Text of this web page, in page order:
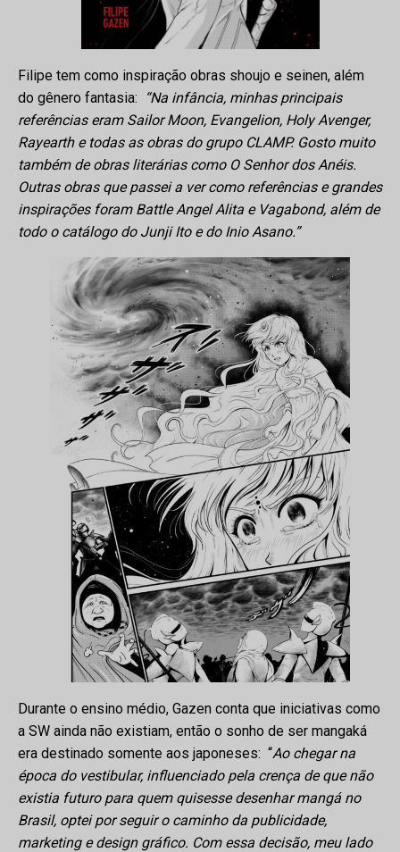
Filipe tem como inspiração obras shoujo e seinen, além
do gênero fantasia:
“Na infância, minhas principais
referências eram Sailor Moon, Evangelion, Holy Avenger,
Rayearth e todas as obras do grupo CLAMP. Gosto muito
também de obras literárias como O Senhor dos Anéis.
Outras obras que passei a ver como referências e grandes
inspirações foram Battle Angel Alita e Vagabond, além de
todo o catálogo do Junji Ito e do Inio Asano.”
Durante o ensino médio, Gazen conta que iniciativas como
a SW ainda não existiam, então o sonho de ser mangaká
era destinado somente aos japoneses: “Ao chegar na
época do vestibular, influenciado pela crença de que não
existia futuro para quem quisesse desenhar mangá no
Brasil, optei por seguir o caminho da publicidade,
marketing e design gráfico. Com essa decisão, meu lado